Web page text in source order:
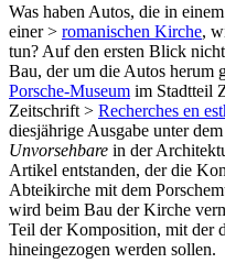
Was haben Autos, die in
einer > romanischen Kirche,
tun? Auf den ersten Blick
Bau, der um die Autos herum
Porsche-Museum im Stadtteil
Zeitschrift > Recherches en
diesjährige Ausgabe unter
Unvorsehbare in der
Artikel entstanden, der die
Abteikirche mit dem
wird beim Bau der Kirche
Teil der Komposition, mit der
hineingezogen werden sollen.